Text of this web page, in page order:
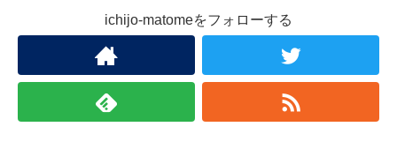
ichijo-matomeをフォローする